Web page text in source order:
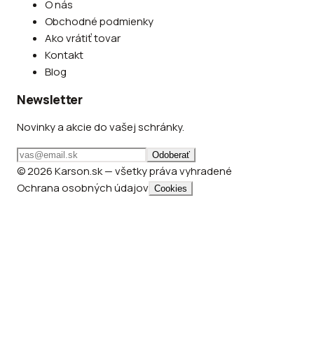
O nás
Obchodné podmienky
Ako vrátiť tovar
Kontakt
Blog
Newsletter
Novinky a akcie do vašej schránky.
Odoberať
© 2026 Karson.sk — všetky práva vyhradené
Ochrana osobných údajov Cookies